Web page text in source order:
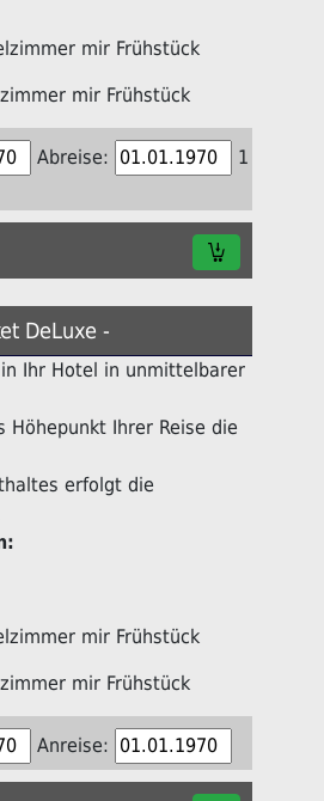
mir Frühstück
mir Frühstück
Abreise:
1
DeLuxe -
Ihr Hotel in unmittelbarer
Höhepunkt Ihrer Reise die
erfolgt die
mir Frühstück
mir Frühstück
Anreise: